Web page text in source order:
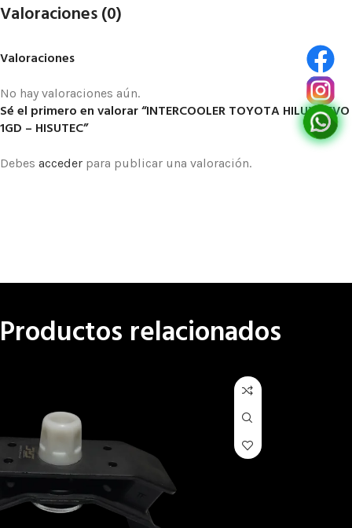
Valoraciones (0)
Valoraciones
No hay valoraciones aún.
Sé el primero en valorar “INTERCOOLER TOYOTA HILUX REVO
1GD – HISUTEC”
Debes acceder para publicar una valoración.
Productos relacionados